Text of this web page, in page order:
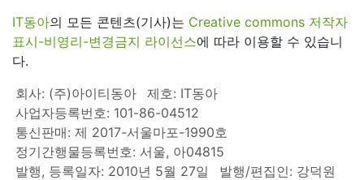
IT동아의 모든 콘텐츠(기사)는 Creative commons 저작자
표시-비영리-변경금지 라이선스에 따라 이용할 수 있습니
다.
회사: (주)아이티동아
제호: IT동아
사업자등록번호: 101-86-04512
통신판매: 제 2017-서울마포-1990호
정기간행물등록번호: 서울, 아04815
발행, 등록일자: 2010년 5월 27일
발행/편집인: 강덕원